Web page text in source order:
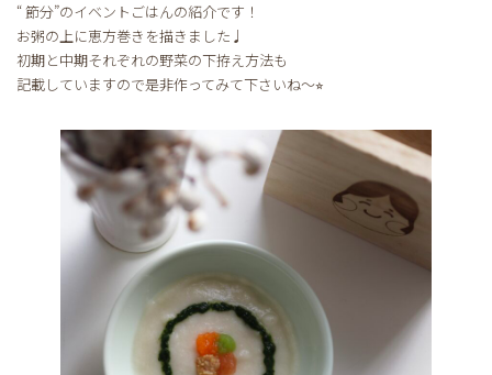
“ 節分”のイベントごはんの紹介です！
お粥の上に恵方巻きを描きました♩
初期と中期それぞれの野菜の下拵え方法も
記載していますので是非作ってみて下さいね〜⭐︎